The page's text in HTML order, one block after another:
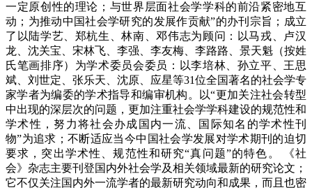
一定原创性的理论；与世界层面社会学学科的前沿紧密地互
动；为推动中国社会学研究的发展作贡献”的办刊宗旨；成立
了以陆学艺、郑杭生、林南、邓伟志为顾问：以马戎、卢汉
龙、沈关宝、宋林飞、李强、李友梅、李路路、景天魁（按姓
氏笔画排序）为学术委员会委员：以李培林、孙立平、王思
斌、刘世定、张乐天、沈原、应星等31位全国著名的社会学专
家学者为编委的学术指导和编审机构。以“更加关注社会转型
中出现的深层次的问题，更加注重社会学学科建设的规范性和
学术性，努力将社会办成国内一流、国际知名的学术性刊
物”为追求；不断适应当今中国社会学发展对学术期刊的迫切
要求，突出学术性、规范性和研究“真问题”的特色。 《社
会》杂志主要刊登国内外社会学及相关领域最新的研究论文；
它不仅关注国内外一流学者的最新研究动向和成果，而且也密